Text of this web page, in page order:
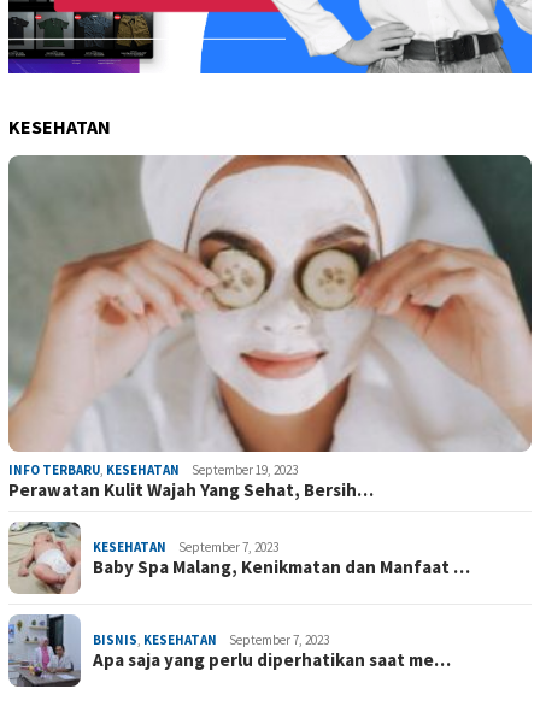
KESEHATAN
INFO TERBARU, KESEHATAN September 19, 2023
Perawatan Kulit Wajah Yang Sehat, Bersih…
KESEHATAN September 7, 2023
Baby Spa Malang, Kenikmatan dan Manfaat …
BISNIS, KESEHATAN September 7, 2023
Apa saja yang perlu diperhatikan saat me…